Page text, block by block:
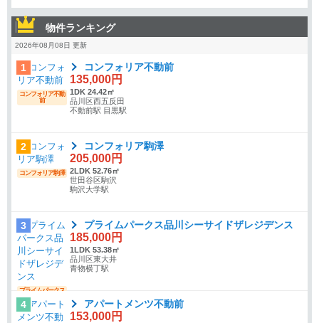
物件ランキング
2026年08月08日 更新
1
コンフォリア不動
前
コンフォリア不動前
135,000円
1DK 24.42㎡
品川区西五反田
不動前駅 目黒駅
2
コンフォリア駒澤
コンフォリア駒澤
205,000円
2LDK 52.76㎡
世田谷区駒沢
駒沢大学駅
3
プライムパークス
品川シーサイドザ
レジデンス
プライムパークス品川シーサイドザレジデンス
185,000円
1LDK 53.38㎡
品川区東大井
青物横丁駅
4 アパートメンツ不動前
153,000円